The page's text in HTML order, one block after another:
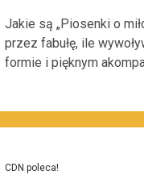
Jakie są „Piosenki o
przez fabułę, ile
formie i pięknym
CDN poleca!